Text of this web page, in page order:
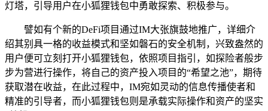
灯塔，引导用户在小狐狸钱包中勇敢探索、积极参与。
譬如有个新的DeFi项目通过IM大张旗鼓地推广，详细介
绍其别具一格的收益模式和坚如磐石的安全机制，兴致盎然的
用户便可立刻打开小狐狸钱包，依照项目指引，如探险者般步
步为营进行操作，将自己的资产投入项目的“希望之池”，期待
获取潜在收益，在此过程中，IM宛如灵动的信息传播使者和
精准的引导者，而小狐狸钱包则是承载实际操作和资产的坚实